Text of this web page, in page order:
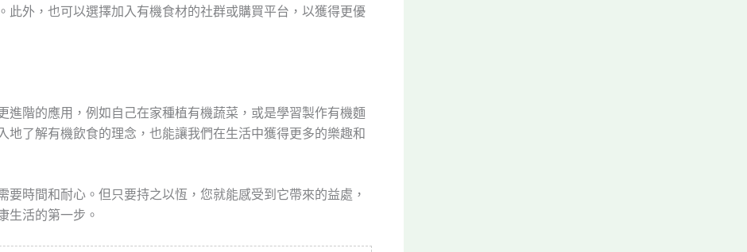
此外，也可以選擇加入有機食材的社群或購買平台，以獲得更優
進階的應用，例如自己在家種植有機蔬菜，或是學習製作有機麵
地了解有機飲食的理念，也能讓我們在生活中獲得更多的樂趣和
時間和耐心。但只要持之以恆，您就能感受到它帶來的益處，
生活的第一步。